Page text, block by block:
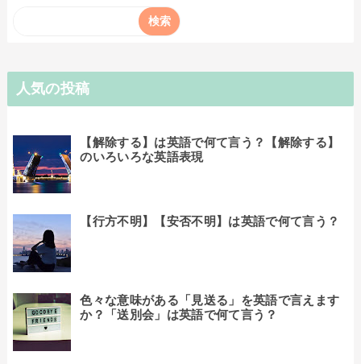
人気の投稿
【解除する】は英語で何て言う？【解除する】
のいろいろな英語表現
【行方不明】【安否不明】は英語で何て言う？
色々な意味がある「見送る」を英語で言えます
か？「送別会」は英語で何て言う？